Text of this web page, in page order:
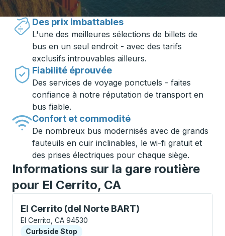
Trailways
Des prix imbattables
L'une des meilleures sélections de billets de
bus en un seul endroit - avec des tarifs
exclusifs introuvables ailleurs.
Fiabilité éprouvée
Des services de voyage ponctuels - faites
confiance à notre réputation de transport en
bus fiable.
Confort et commodité
De nombreux bus modernisés avec de grands
fauteuils en cuir inclinables, le wi-fi gratuit et
des prises électriques pour chaque siège.
Informations sur la gare routière
pour El Cerrito, CA
El Cerrito (del Norte BART)
Curbside Stop, utilisez les touches fléchées ou la
El Cerrito, CA 94530
Curbside Stop
Curbside Stop